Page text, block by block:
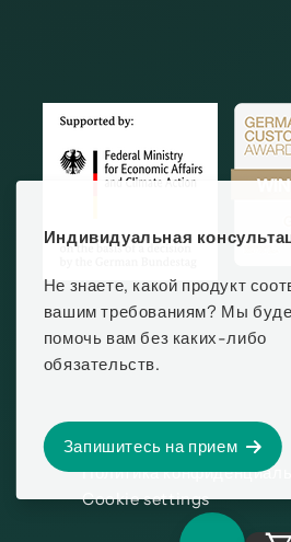
Индивидуальная
Не знаете, какой продукт
вашим требованиям? Мы
помочь вам без каких-либо
обязательств.
Запишитесь на прием
ВЫХОДНЫЕ ДАННЫЕ
Политика
Cookie settings